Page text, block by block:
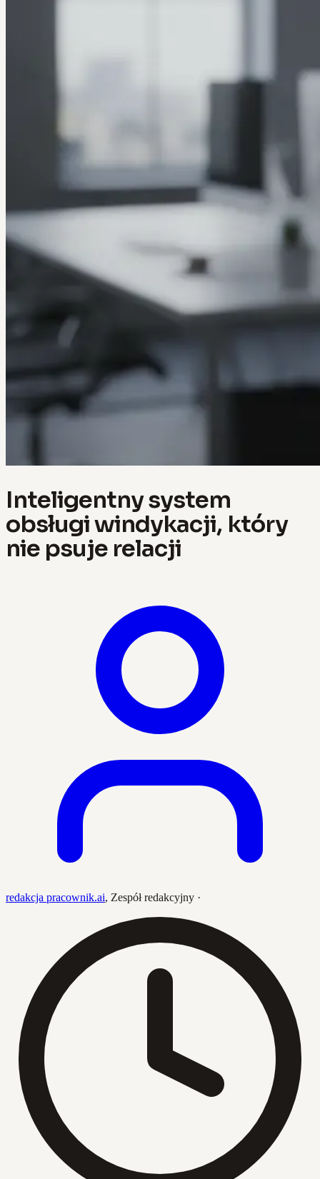
Inteligentny system
obsługi windykacji, który
nie psuje relacji
redakcja pracownik.ai, Zespół redakcyjny ·